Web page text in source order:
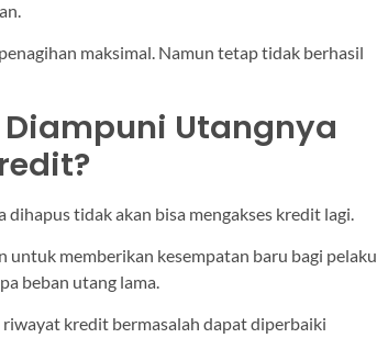
maksimal. Namun tetap tidak berhasil
Utangnya
tidak akan bisa mengakses kredit lagi.
memberikan kesempatan baru bagi pelaku
beban utang lama.
kredit bermasalah dapat diperbaiki